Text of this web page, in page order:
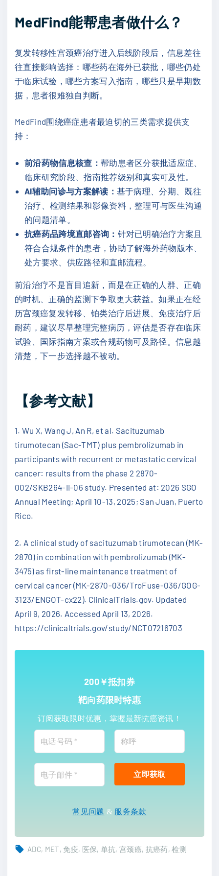
MedFind能帮患者做什么？
复发转移性宫颈癌治疗进入后线阶段后，信息差往
往直接影响选择：哪些药在海外已获批，哪些仍处
于临床试验，哪些方案写入指南，哪些只是早期数
据，患者很难独自判断。
MedFind围绕癌症患者最迫切的三类需求提供支
持：
前沿药物信息核查： 帮助患者区分获批适应症、
临床研究阶段、指南推荐级别和真实可及性。
AI辅助问诊与方案解读： 基于病理、分期、既往
治疗、检测结果和影像资料，整理可与医生沟通
的问题清单。
抗癌药品跨境直邮咨询： 针对已明确治疗方案且
符合合规条件的患者，协助了解海外药物版本、
处方要求、供应路径和直邮流程。
前沿治疗不是盲目追新，而是在正确的人群、正确
的时机、正确的监测下争取更大获益。如果正在经
历宫颈癌复发转移、铂类治疗后进展、免疫治疗后
耐药，建议尽早整理完整病历，评估是否存在临床
试验、国际指南方案或合规药物可及路径。信息越
清楚，下一步选择越不被动。
【参考文献】
1. Wu X, Wang J, An R, et al. Sacituzumab
tirumotecan (Sac-TMT) plus pembrolizumab in
participants with recurrent or metastatic cervical
cancer: results from the phase 2 2870-
002/SKB264-II-06 study. Presented at: 2026 SGO
Annual Meeting; April 10-13, 2025; San Juan, Puerto
Rico.
2. A clinical study of sacituzumab tirumotecan (MK-
2870) in combination with pembrolizumab (MK-
3475) as first-line maintenance treatment of
cervical cancer (MK-2870-036/TroFuse-036/GOG-
3123/ENGOT-cx22). ClinicalTrials.gov. Updated
April 9, 2026. Accessed April 13, 2026.
https://clinicaltrials.gov/study/NCT07216703
200￥抵扣券
靶向药限时特惠
订阅获取限时优惠，掌握最新抗癌资讯！
常见问题 & 服务条款
ADC MET 免疫 医保 单抗 宫颈癌 抗癌药 检测